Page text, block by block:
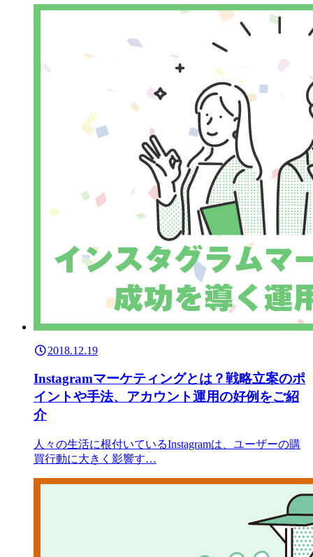
2018.12.19
Instagramマーケティングとは？戦略立案のポ
イントや手法、アカウント運用の好例をご紹
介
人々の生活に根付いているInstagramは、ユーザーの購
買行動に大きく影響す…